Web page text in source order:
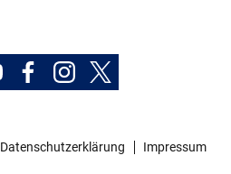
Datenschutzerklärung Impressum